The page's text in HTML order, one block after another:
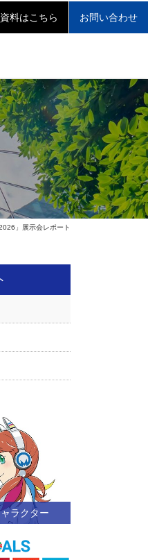
料はこちら お問い合わせ
」展示会レポート
ラクター